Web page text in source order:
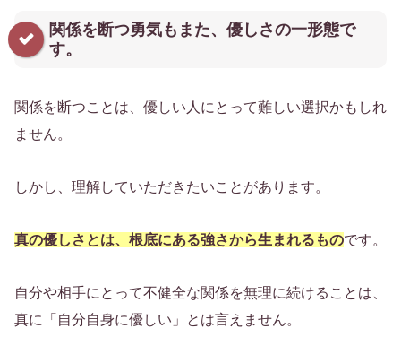
関係を断つ勇気もまた、優しさの一形態で
す。
関係を断つことは、優しい人にとって難しい選択かもしれ
ません。
しかし、理解していただきたいことがあります。
真の優しさとは、根底にある強さから生まれるものです。
自分や相手にとって不健全な関係を無理に続けることは、
真に「自分自身に優しい」とは言えません。